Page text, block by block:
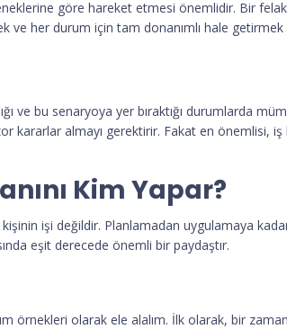
göre hareket etmesi önemlidir. Bir
ve her durum için tam donanımlı hale
ve bu senaryoya yer bıraktığı durumlarda
kararlar almayı gerektirir. Fakat en
Kim Yapar?
işi değildir. Planlamadan uygulamaya
eşit derecede önemli bir paydaştır.
örnekleri olarak ele alalım. İlk olarak, bir